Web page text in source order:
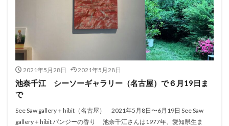
2021年5月28日 2021年5月28日
池奈千江 シーソーギャラリー（名古屋）で６月19日ま
で
See Saw gallery＋hibit（名古屋） 2021年5月8日〜6月19日 See Saw
gallery＋hibit パンジーの香り 池奈千江さんは1977年、愛知県生ま